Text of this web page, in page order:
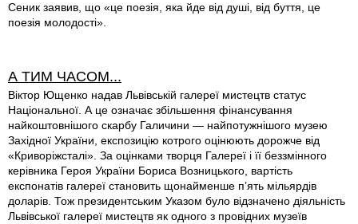
Сеник заявив, що «це поезія, яка йде від душі, від буття, це
поезія молодості».
А ТИМ ЧАСОМ...
Віктор Ющенко надав Львівській галереї мистецтв статус
Національної. А це означає збільшення фінансування
найкоштовнішого скарбу Галичини — найпотужнішого музею
Західної України, експозицію котрого оцінюють дорожче від
«Криворіжсталі». За оцінками творця Галереї і її беззмінного
керівника Героя України Бориса Возницького, вартість
експонатів галереї становить щонайменше п’ять мільярдів
доларів. Тож президентським Указом було відзначено діяльність
Львівської галереї мистецтв як одного з провідних музеїв